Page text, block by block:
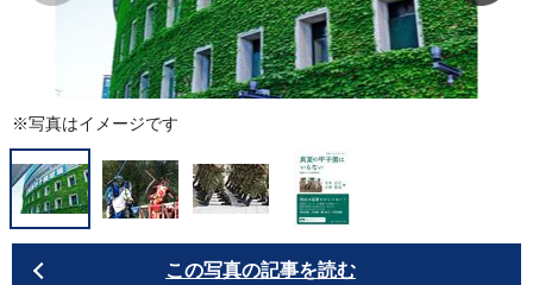
※写真はイメージです
この写真の記事を読む